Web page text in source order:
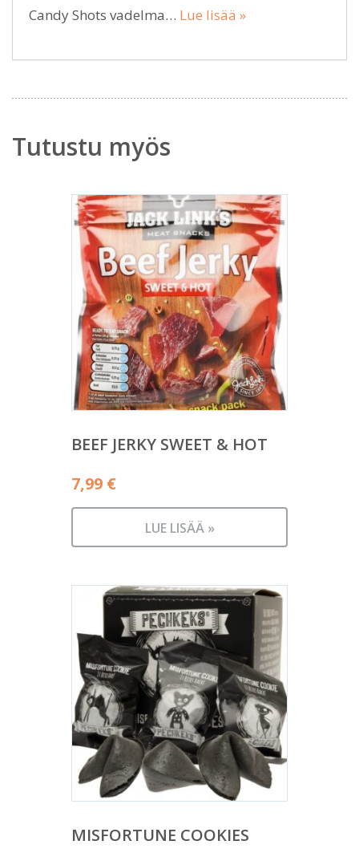
Candy Shots vadelma… Lue lisää »
Tutustu myös
BEEF JERKY SWEET & HOT
7,99 €
LUE LISÄÄ »
MISFORTUNE COOKIES